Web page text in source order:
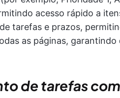
acesso rápido a
tarefas e prazos,
as páginas, garantindo
de tarefas